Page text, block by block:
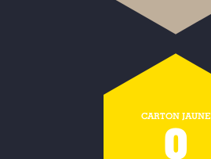
CARTON JAUNE
0